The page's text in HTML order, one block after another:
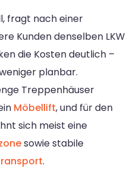
fragt nach einer
Kunden denselben LKW
die Kosten deutlich –
planbar.
Treppenhäuser
Möbellift, und für den
sich meist eine
sowie stabile
.